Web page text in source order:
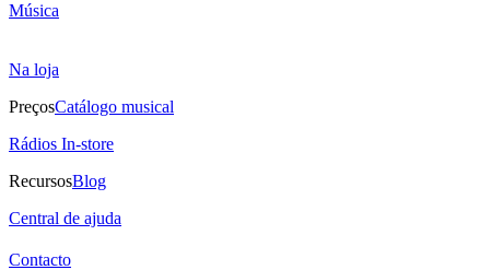
Música
Na loja
PreçosCatálogo musical
Rádios In-store
RecursosBlog
Central de ajuda
Contacto